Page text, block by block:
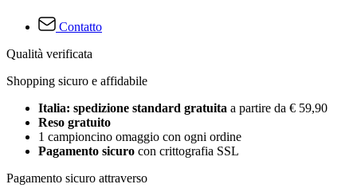
Contatto
Qualità verificata
Shopping sicuro e affidabile
Italia: spedizione standard gratuita a partire da € 59,90
Reso gratuito
1 campioncino omaggio con ogni ordine
Pagamento sicuro con crittografia SSL
Pagamento sicuro attraverso